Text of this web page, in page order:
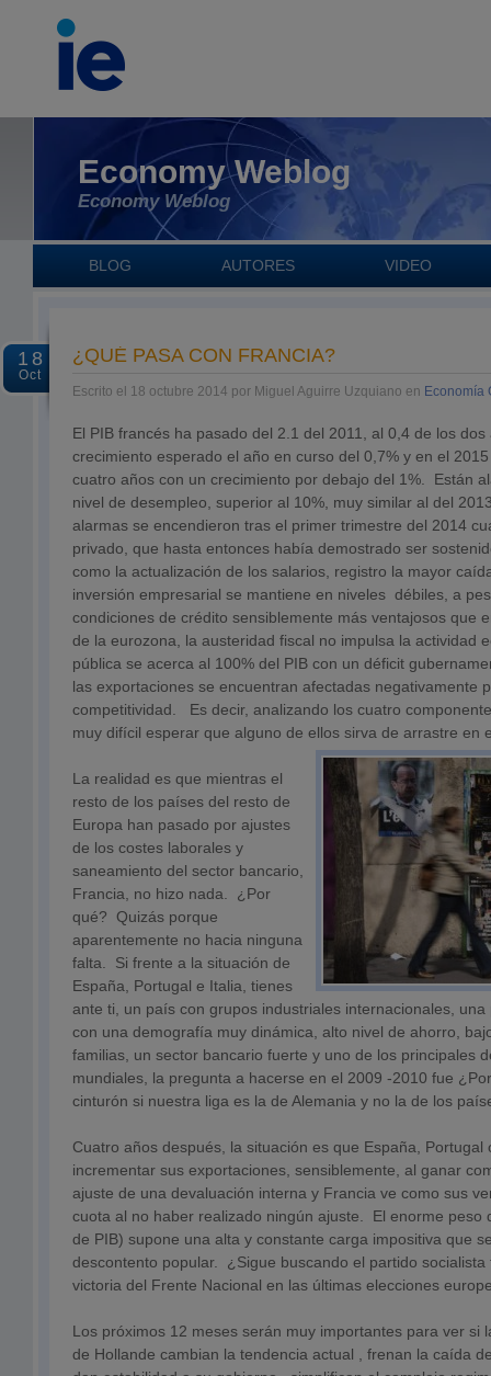
Economy Weblog
Economy Weblog
BLOG AUTORES VIDEO
18
Oct
¿QUÉ PASA CON FRANCIA?
Escrito el 18 octubre 2014 por Miguel Aguirre Uzquiano en Economía
El PIB francés ha pasado del 2.1 del 2011, al 0,4 de los
crecimiento esperado el año en curso del 0,7% y en el
cuatro años con un crecimiento por debajo del 1%. Están
nivel de desempleo, superior al 10%, muy similar al del
alarmas se encendieron tras el primer trimestre del 2014
privado, que hasta entonces había demostrado ser
como la actualización de los salarios, registro la mayor
inversión empresarial se mantiene en niveles débiles, a
condiciones de crédito sensiblemente más ventajosos que
de la eurozona, la austeridad fiscal no impulsa la actividad
pública se acerca al 100% del PIB con un déficit
las exportaciones se encuentran afectadas negativamente
competitividad. Es decir, analizando los cuatro
muy difícil esperar que alguno de ellos sirva de arrastre en
La realidad es que mientras el
resto de los países del resto de
Europa han pasado por ajustes
de los costes laborales y
saneamiento del sector bancario,
Francia, no hizo nada. ¿Por
qué? Quizás porque
aparentemente no hacia ninguna
falta. Si frente a la situación de
España, Portugal e Italia, tienes
ante ti, un país con grupos industriales internacionales,
con una demografía muy dinámica, alto nivel de ahorro,
familias, un sector bancario fuerte y uno de los principales
mundiales, la pregunta a hacerse en el 2009 -2010 fue
cinturón si nuestra liga es la de Alemania y no la de los
Cuatro años después, la situación es que España, Portugal
incrementar sus exportaciones, sensiblemente, al ganar
ajuste de una devaluación interna y Francia ve como sus
cuota al no haber realizado ningún ajuste. El enorme peso
de PIB) supone una alta y constante carga impositiva que
descontento popular. ¿Sigue buscando el partido socialista
victoria del Frente Nacional en las últimas elecciones
Los próximos 12 meses serán muy importantes para ver si
de Hollande cambian la tendencia actual , frenan la caída